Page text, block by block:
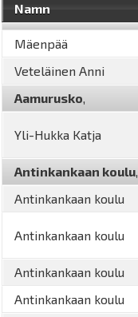
Namn
Mäenpää
Veteläinen Anni
Aamurusko,
Yli-Hukka Katja
Antinkankaan koulu,
Antinkankaan koulu
Antinkankaan koulu
Antinkankaan koulu
Antinkankaan koulu